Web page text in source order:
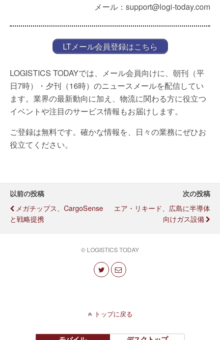
メール：support@logi-today.com
LTメール会員登録はこちら
LOGISTICS TODAYでは、メール会員向けに、朝刊（平
日7時）・夕刊（16時）のニュースメールを配信してい
ます。業界の最新動向に加え、物流に関わる方に役立つ
イベントや注目のサービス情報もお届けします。
ご登録は無料です。確かな情報を、日々の業務にぜひお
役立てください。
以前の投稿
メガチップス、CargoSense
と戦略提携
次の投稿
エア・リキード、広島に半導体
向けガス設備
© LOGISTICS TODAY
トップに戻る